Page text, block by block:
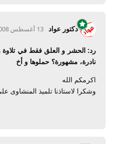
دكتور عواد 13 أغسطس 2008
رد: الحشر و العلق فقط في
نادرة، مشهورة؟ حملوها و أخ
اكرمكم الله
وشكرا لاستاذنا تلميذ المنشاوى